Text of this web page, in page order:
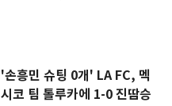
'손흥민 슈팅 0개' LA FC, 멕
시코 팀 톨루카에 1-0 진땀승